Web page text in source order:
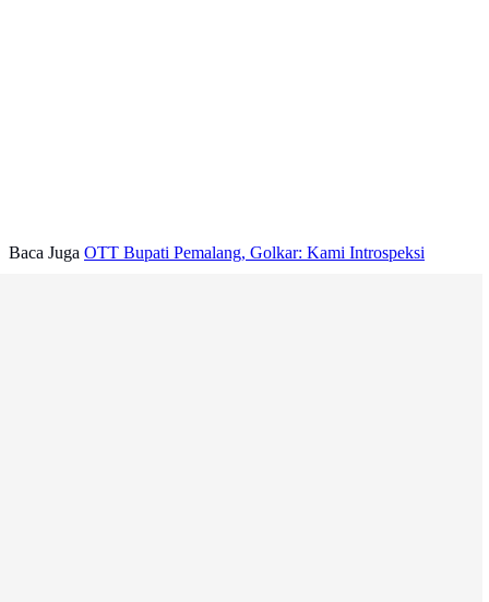
Baca Juga OTT Bupati Pemalang, Golkar: Kami Introspeksi